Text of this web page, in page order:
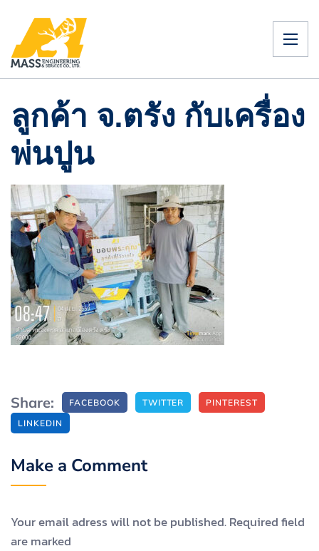
ลูกค้า จ.ตรัง กับเครื่อง
พ่นปูน
Share: FACEBOOK TWITTER
PINTEREST
LINKEDIN
Make a Comment
Your email adress will not be published. Required field
are marked